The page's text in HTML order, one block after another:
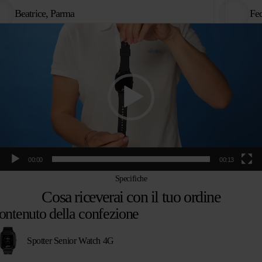
Beatrice, Parma
00:00 00:13
Specifiche
Cosa riceverai con il tuo ordine
della confezione
Spotter Senior Watch 4G